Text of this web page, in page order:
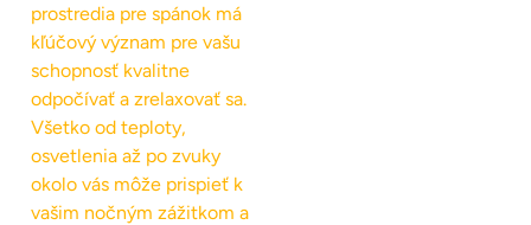
prostredia pre spánok má
kľúčový význam pre vašu
schopnosť kvalitne
odpočívať a zrelaxovať sa.
Všetko od teploty,
osvetlenia až po zvuky
okolo vás môže prispieť k
vašim nočným zážitkom a